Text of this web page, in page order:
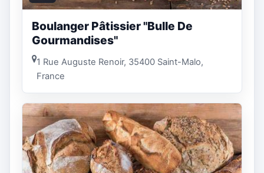
Boulanger Pâtissier "Bulle De
Gourmandises"
1 Rue Auguste Renoir, 35400 Saint-Malo,
France